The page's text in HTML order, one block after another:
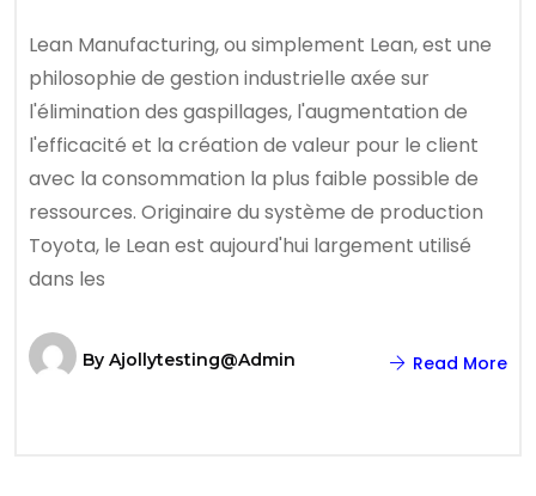
Lean Manufacturing, ou simplement Lean, est une
philosophie de gestion industrielle axée sur
l'élimination des gaspillages, l'augmentation de
l'efficacité et la création de valeur pour le client
avec la consommation la plus faible possible de
ressources. Originaire du système de production
Toyota, le Lean est aujourd'hui largement utilisé
dans les
By Ajollytesting@admin Read More